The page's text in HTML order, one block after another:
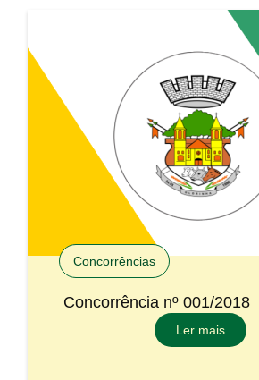
Concorrências
Concorrência nº 001/2018
Ler mais